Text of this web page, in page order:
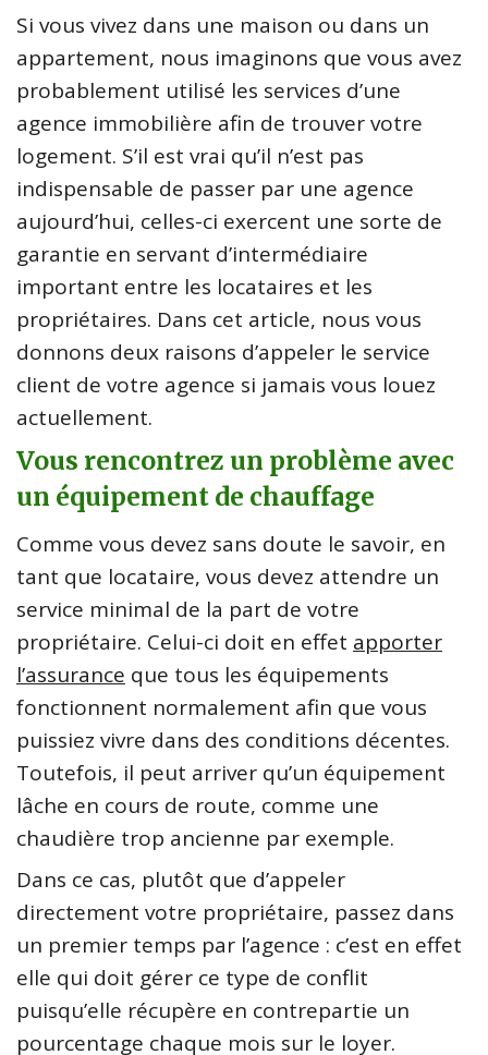
Si vous vivez dans une maison ou dans un
appartement, nous imaginons que vous avez
probablement utilisé les services d’une
agence immobilière afin de trouver votre
logement. S’il est vrai qu’il n’est pas
indispensable de passer par une agence
aujourd’hui, celles-ci exercent une sorte de
garantie en servant d’intermédiaire
important entre les locataires et les
propriétaires. Dans cet article, nous vous
donnons deux raisons d’appeler le service
client de votre agence si jamais vous louez
actuellement.
Vous rencontrez un problème avec
un équipement de chauffage
Comme vous devez sans doute le savoir, en
tant que locataire, vous devez attendre un
service minimal de la part de votre
propriétaire. Celui-ci doit en effet apporter
l’assurance que tous les équipements
fonctionnent normalement afin que vous
puissiez vivre dans des conditions décentes.
Toutefois, il peut arriver qu’un équipement
lâche en cours de route, comme une
chaudière trop ancienne par exemple.
Dans ce cas, plutôt que d’appeler
directement votre propriétaire, passez dans
un premier temps par l’agence : c’est en effet
elle qui doit gérer ce type de conflit
puisqu’elle récupère en contrepartie un
pourcentage chaque mois sur le loyer.